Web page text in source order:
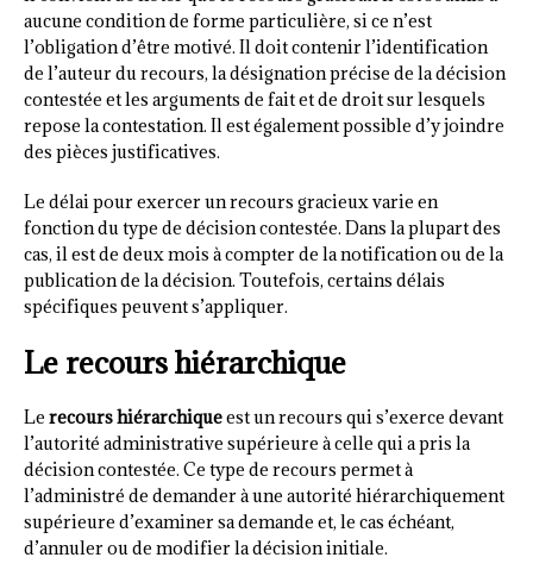
aucune condition de forme particulière, si ce n’est
l’obligation d’être motivé. Il doit contenir l’identification
de l’auteur du recours, la désignation précise de la décision
contestée et les arguments de fait et de droit sur lesquels
repose la contestation. Il est également possible d’y joindre
des pièces justificatives.
Le délai pour exercer un recours gracieux varie en
fonction du type de décision contestée. Dans la plupart des
cas, il est de deux mois à compter de la notification ou de la
publication de la décision. Toutefois, certains délais
spécifiques peuvent s’appliquer.
Le recours hiérarchique
Le recours hiérarchiqueest un recours qui s’exerce devant
l’autorité administrative supérieure à celle qui a pris la
décision contestée. Ce type de recours permet à
l’administré de demander à une autorité hiérarchiquement
supérieure d’examiner sa demande et, le cas échéant,
d’annuler ou de modifier la décision initiale.